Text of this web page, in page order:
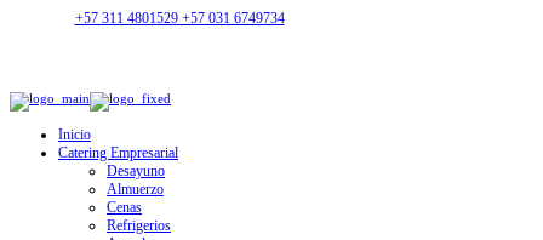
+57 311 4801529 +57 031 6749734
Inicio
Catering Empresarial
Desayuno
Almuerzo
Cenas
Refrigerios